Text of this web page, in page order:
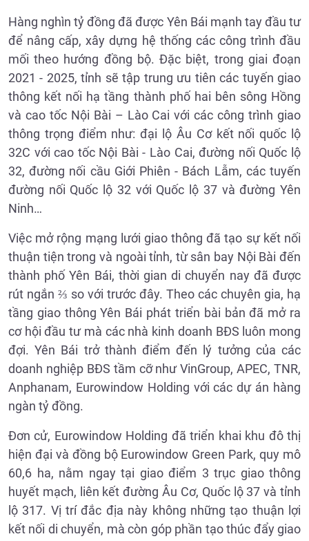
Hàng nghìn tỷ đồng đã được Yên Bái mạnh tay đầu tư
để nâng cấp, xây dựng hệ thống các công trình đầu
mối theo hướng đồng bộ. Đặc biệt, trong giai đoạn
2021 - 2025, tỉnh sẽ tập trung ưu tiên các tuyến giao
thông kết nối hạ tầng thành phố hai bên sông Hồng
và cao tốc Nội Bài – Lào Cai với các công trình giao
thông trọng điểm như: đại lộ Âu Cơ kết nối quốc lộ
32C với cao tốc Nội Bài - Lào Cai, đường nối Quốc lộ
32, đường nối cầu Giới Phiên - Bách Lẫm, các tuyến
đường nối Quốc lộ 32 với Quốc lộ 37 và đường Yên
Ninh…
Việc mở rộng mạng lưới giao thông đã tạo sự kết nối
thuận tiện trong và ngoài tỉnh, từ sân bay Nội Bài đến
thành phố Yên Bái, thời gian di chuyển nay đã được
rút ngắn ⅔ so với trước đây. Theo các chuyên gia, hạ
tầng giao thông Yên Bái phát triển bài bản đã mở ra
cơ hội đầu tư mà các nhà kinh doanh BĐS luôn mong
đợi. Yên Bái trở thành điểm đến lý tưởng của các
doanh nghiệp BĐS tầm cỡ như VinGroup, APEC, TNR,
Anphanam, Eurowindow Holding với các dự án hàng
ngàn tỷ đồng.
Đơn cử, Eurowindow Holding đã triển khai khu đô thị
hiện đại và đồng bộ Eurowindow Green Park, quy mô
60,6 ha, nằm ngay tại giao điểm 3 trục giao thông
huyết mạch, liên kết đường Âu Cơ, Quốc lộ 37 và tỉnh
lộ 317. Vị trí đắc địa này không những tạo thuận lợi
kết nối di chuyển, mà còn góp phần tạo thúc đẩy giao